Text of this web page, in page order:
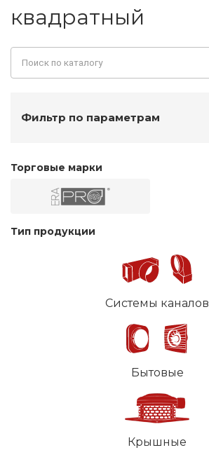
квадратный
Фильтр по параметрам
Торговые марки
Тип продукции
Системы каналов
Бытовые
Крышные